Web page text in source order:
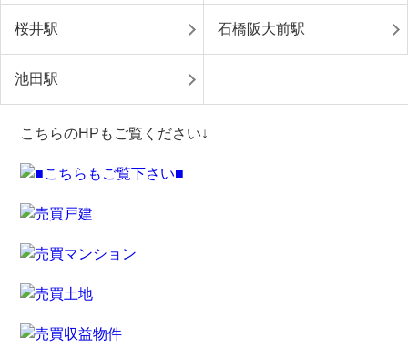
桜井駅 石橋阪大前駅
池田駅
こちらのHPもご覧ください↓